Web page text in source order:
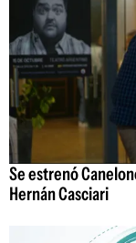
Se estrenó
Hernán Casciari